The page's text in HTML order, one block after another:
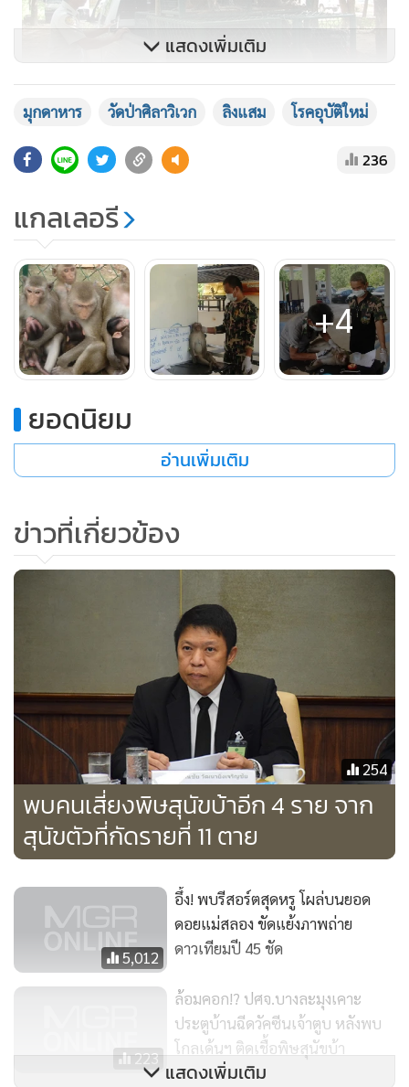
เมื่อได้ตัวอย่างแล้วจะส่งตัวอย่างไปที่มหาวิทยาลัยมหิดล
กรุงเทพมหานคร เพื่อตรวจวิเคราะห์โรค หากได้ผลการตรวจ
สัตว์ป่า กรมอุทยานแห่งชาติ สัตว์ป่าและพันธุ์พืช รวมทั้งสำเนา
แจ้งทางผู้ว่าราชการจังหวัดมุกดาหารให้ทราบต่อไป
แสดงเพิ่มเติม
มุกดาหาร วัดป่าศิลาวิเวก ลิงแสม โรคอุบัติใหม่
236
แกลเลอรี
+4
ยอดนิยม
อ่านเพิ่มเติม
ข่าวที่เกี่ยวข้อง
254
พบคนเสี่ยงพิษสุนัขบ้าอีก 4 ราย จาก
สุนัขตัวที่กัดรายที่ 11 ตาย
5,012
อึ้ง! พบรีสอร์ตสุดหรู โผล่บนยอด
ดอยแม่สลอง ขัดแย้งภาพถ่าย
ดาวเทียมปี 45 ชัด
223
ล้อมคอก!? ปศจ.บางละมุงเคาะ
ประตูบ้านฉีดวัคซีนเจ้าตูบ หลังพบ
โกลเด้นฯ ติดเชื้อพิษสุนัขบ้า
แสดงเพิ่มเติม